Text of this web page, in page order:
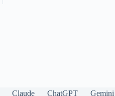
Claude ChatGPT Gemini